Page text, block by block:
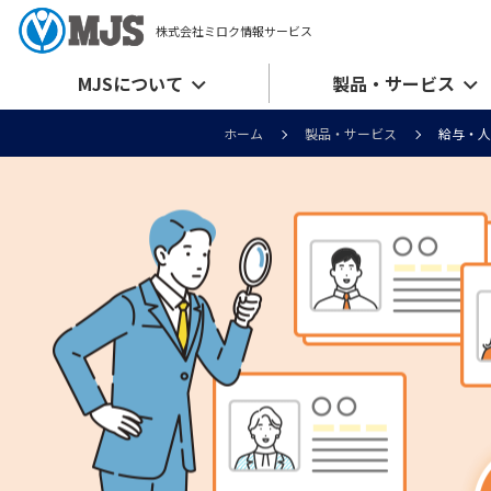
株式会社ミロク情報サービス
MJSについて 製品・サービス
ホーム 製品・サービス 給与・